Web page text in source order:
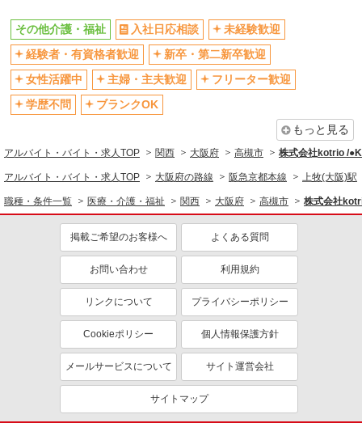
残業少なめ（月20h未満）
交通費支給
社会保険あり
産休・育休取得実績あり
退職金・財形貯蓄制度あり
各種手当（家族・役職・インセン
資格取得支援制度あり
同じ職種から求人を探す
医療・介護・福祉
同じ特徴から求人を探す
未経験歓迎
ミドル（40代～）活躍中
ボーナス・賞与あり
車通勤OK
社会保険あり
産休・育休取得実績あり
その他介護・福祉 入社日応相談
未経験歓迎
経験者・有資格者歓迎
新卒・第二新卒歓迎
女性活躍中
主婦・主夫歓迎
フリーター歓迎
学歴不問
ブランクOK
もっと見る
アルバイト・バイト・求人TOP 関西 大阪府 高槻市 株式会社kotrio /
アルバイト・バイト・求人TOP 大阪府の路線 阪急京都本線 上牧(大阪)駅
職種・条件一覧 医療・介護・福祉 関西 大阪府 高槻市 株式会社
掲載ご希望のお客様へ よくある質問
お問い合わせ 利用規約
リンクについて プライバシーポリシー
Cookieポリシー 個人情報保護方針
メールサービスについて サイト運営会社
サイトマップ